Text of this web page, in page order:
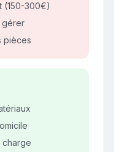
(150-300€)
gérer
pièces
charge